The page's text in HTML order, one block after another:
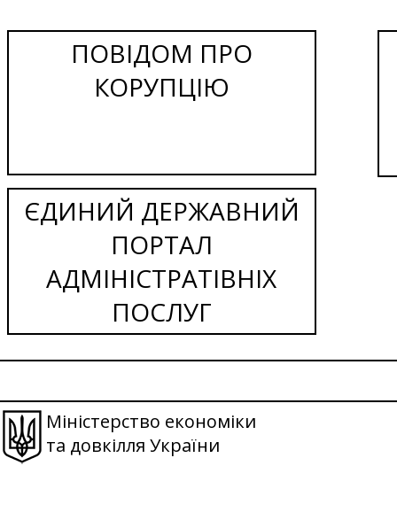
ПОВІДОМ ПРО
КОРУПЦІЮ
ЄДИНИЙ ДЕРЖАВНИЙ
ПОРТАЛ
АДМІНІСТРАТІВНІХ
ПОСЛУГ
Міністерство економіки
та довкілля України